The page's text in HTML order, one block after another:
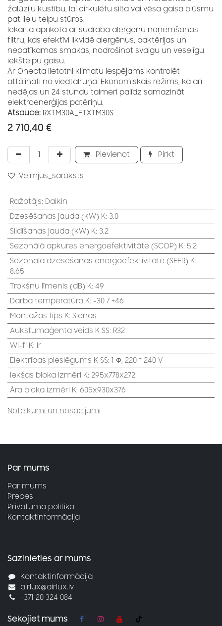
žalūziju kustību, lai cirkulētu silta vai vēsa gaisa plūsmu
pat lielu telpu stūros.
Iekārta aprīkota ar sudraba alergēnu noņemšanas
filtru, kas efektīvi likvidē alergēnus, baktērijas un
nepatīkamas smakas, nodrošinot svaigu un veselīgu
iekštelpu gaisu.
Ar Onecta lietotni klimatu iespējams kontrolēt
attālināti no viedtālruņa. Ekonomiskais režīms, kā arī
nedēļas un 24 stundu taimeri palīdz samazināt
elektroenerģijas patēriņu.
Atsauce: RXTM30A_FTXTM30S
2 710,40 €
Pievienot Pirkt
Vēlmjus_saraksts
Ražotājs: Daikin
Dzesēšanas jauda (kW) K: 3.0
Sildīšanas jauda (kW) K: 3.2
Sezonālā apkures energoefektivitāte (SCOP) K: 5.2
Sezonālā dzesēšanas energoefektivitāte (SEER) K:
8.65
Trokšņu līmenis (dB) K: 49
Darba temperatūra K: -30 / +46
Montāžas tips K: Sienas
Aukstumaģenta veids K SS: R32
Wi-fi K: Ir
Elektrības pieslēgums K SS: 1 Φ, 220 ~ 240 V
Iekšas bloka izmēri K: 295x778x272
Āra bloka izmēri K: 605x930x376
Noteikumi un nosacījumi
Par mums
Par mums
Preces
Privātuma politika
Kontaktinformācija
Sazinieties ar mums
Kontaktinformācija
airlux@airlux.lv
+371 20 324 084
Sekojiet mums